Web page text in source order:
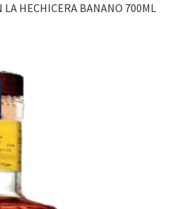
LA HECHICERA BANANO 700ML